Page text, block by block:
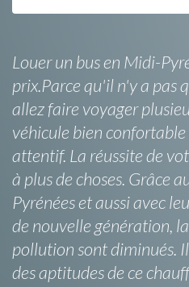
Louer un bus en Midi-
prix.Parce qu'il n'y a pas
allez faire voyager
véhicule bien
attentif. La réussite de
à plus de choses. Grâce
Pyrénées et aussi avec
de nouvelle génération,
pollution sont diminués.
des aptitudes de ce